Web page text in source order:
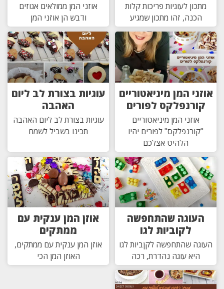
מתכון לעוגיות פריכות קלות
הכנה, זהו מתכון שמגיע
אוזני המן ממולאים אגוזים
ודבש הן אוזני המן
אוזני המן מיניאטוריים
קורנפלקס לפורים
אוזני המן מיניאטוריים
"קורנפלקס" לפורים יהיו
הלהיט אצלכם
עוגיות בצורת לב ליום
האהבה
עוגיות בצורת לב ליום האהבה
תכינו בשביל לשמח
העוגה שהתחפשה
לקוביות לגו
העוגה שהתחפשה לקןביות לגו
היא עוגה נהדרת, רכה
אוזן המן ענקית עם
ממתקים
אוזן המן ענקית עם ממתקים,
האוזן המן הכי